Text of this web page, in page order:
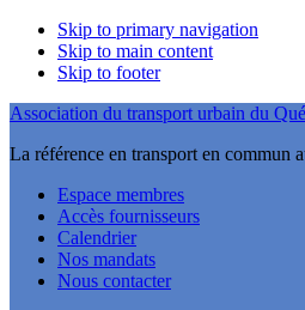
Skip to primary navigation
Skip to main content
Skip to footer
Association du transport urbain du
La référence en transport en commun
Espace membres
Accès fournisseurs
Calendrier
Nos mandats
Nous contacter